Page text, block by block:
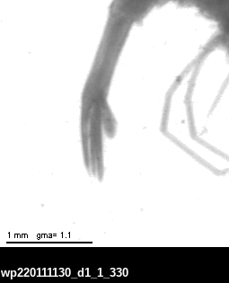
wp220111130_d1_1_330